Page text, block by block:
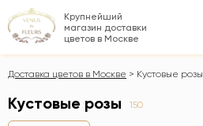
Крупнейший
магазин доставки
цветов в Москве
Доставка цветов в Москве Кустовые розы
Кустовые розы 150